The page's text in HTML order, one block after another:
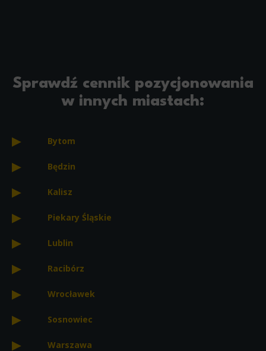
Sprawdź cennik pozycjonowania
w innych miastach:
Bytom
Będzin
Kalisz
Piekary Śląskie
Lublin
Racibórz
Wrocławek
Sosnowiec
Warszawa